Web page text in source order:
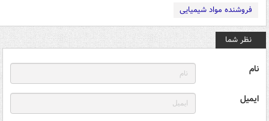
فروشنده مواد شیمیایی
نظر شما
نام
ایمیل